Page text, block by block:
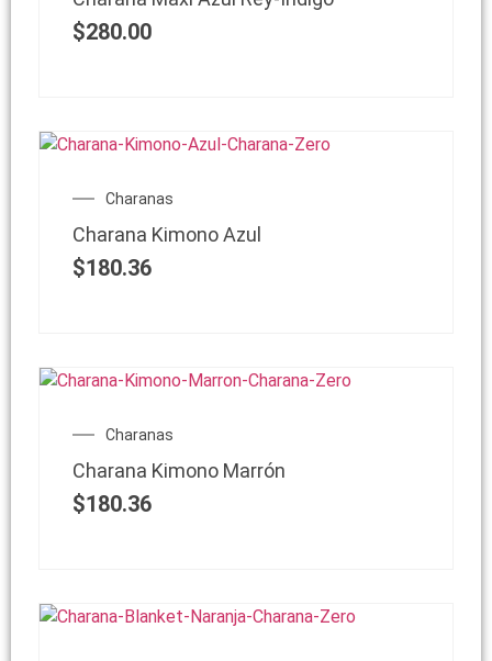
$280.00
Charanas
Charana Kimono Azul
$180.36
Charanas
Charana Kimono Marrón
$180.36